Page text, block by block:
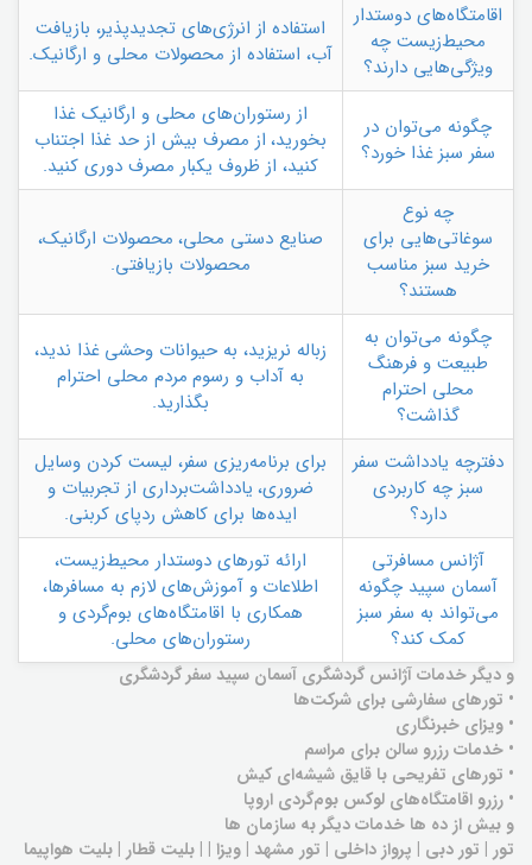
اقامتگاه‌های دوستدار
محیط‌زیست چه
ویژگی‌هایی دارند؟
استفاده از انرژی‌های تجدیدپذیر، بازیافت
آب، استفاده از محصولات محلی و ارگانیک.
چگونه می‌توان در
سفر سبز غذا خورد؟
از رستوران‌های محلی و ارگانیک غذا
بخورید، از مصرف بیش از حد غذا اجتناب
کنید، از ظروف یکبار مصرف دوری کنید.
چه نوع
سوغاتی‌هایی برای
خرید سبز مناسب
هستند؟
صنایع دستی محلی، محصولات ارگانیک،
محصولات بازیافتی.
چگونه می‌توان به
طبیعت و فرهنگ
محلی احترام
گذاشت؟
زباله نریزید، به حیوانات وحشی غذا ندید،
به آداب و رسوم مردم محلی احترام
بگذارید.
دفترچه یادداشت سفر
سبز چه کاربردی
دارد؟
برای برنامه‌ریزی سفر، لیست کردن وسایل
ضروری، یادداشت‌برداری از تجربیات و
ایده‌ها برای کاهش ردپای کربنی.
آژانس مسافرتی
آسمان سپید چگونه
می‌تواند به سفر سبز
کمک کند؟
ارائه تورهای دوستدار محیط‌زیست،
اطلاعات و آموزش‌های لازم به مسافرها،
همکاری با اقامتگاه‌های بوم‌گردی و
رستوران‌های محلی.
و دیگر خدمات آژانس گردشگری آسمان سپید سفر گردشگری
• تورهای سفارشی برای شرکت‌ها
• ویزای خبرنگاری
• خدمات رزرو سالن برای مراسم
• تورهای تفریحی با قایق شیشه‌ای کیش
• رزرو اقامتگاه‌های لوکس بوم‌گردی اروپا
و بیش از ده ها خدمات دیگر به سازمان ها
تور | تور دبی | پرواز داخلی | تور مشهد | ویزا | | بلیت قطار | بلیت هواپیما